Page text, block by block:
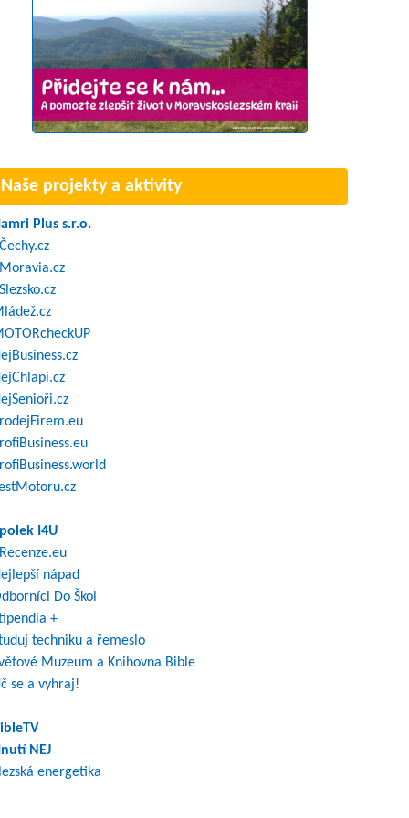
Naše projekty a aktivity
Plus s.r.o.
I4U
nápad
Do Škol
+
techniku a řemeslo
Muzeum a Knihovna Bible
se a vyhraj!
NEJ
energetika